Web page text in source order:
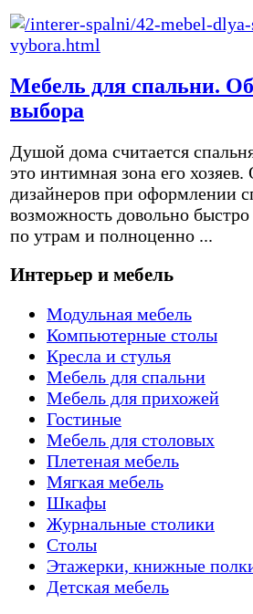
Мебель для спальни.
выбора
Душой дома считается
это интимная зона его хозяев.
дизайнеров при оформлении
возможность довольно
по утрам и полноценно ...
Интерьер и мебель
Модульная мебель
Компьютерные столы
Кресла и стулья
Мебель для спальни
Мебель для прихожей
Гостиные
Мебель для столовых
Плетеная мебель
Мягкая мебель
Шкафы
Журнальные столики
Столы
Этажерки, книжные
Детская мебель